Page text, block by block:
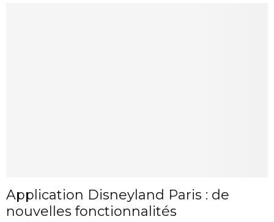
Application Disneyland Paris : de
nouvelles fonctionnalités